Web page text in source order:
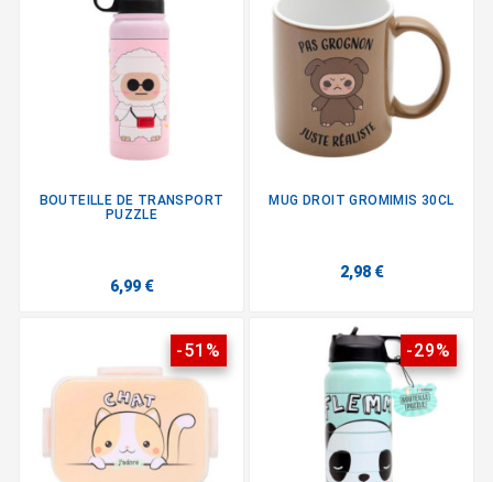
BOUTEILLE DE TRANSPORT
PUZZLE
6,99 €
MUG DROIT GROMIMIS 30CL
2,98 €
-51% -29%